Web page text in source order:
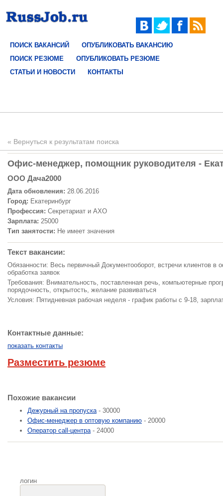
ПОИСК ВАКАНСИЙ
ОПУБЛИКОВАТЬ ВАКАНСИЮ
ПОИСК РЕЗЮМЕ
ОПУБЛИКОВАТЬ РЕЗЮМЕ
СТАТЬИ И НОВОСТИ
КОНТАКТЫ
« Вернуться к результатам поиска
Офис-менеджер, помощник руководителя -
ООО Дача2000
Дата обновления: 28.06.2016
Город: Екатеринбург
Профессия: Секретариат и АХО
Зарплата: 25000
Тип занятости: Не имеет значения
Текст вакансии:
Обязанности: Весь первичный Документооборот, встречи клиентов в
обработка заявок
Требования: Внимательность, поставленная речь, компьютерные
порядочность, открытость, желание развиваться
Условия: Пятидневная рабочая неделя - график работы с 9-18,
Контактные данные:
показать контакты
Разместить резюме
Похожие вакансии
Дежурный на пропуска- 30000
Офис-менеджер в оптовую компанию - 20000
Оператор call-центра- 24000
логин